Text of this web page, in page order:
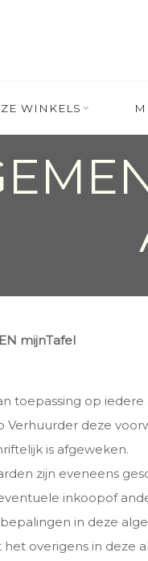
WINKELS
mijnTafel
toepassing op
Verhuurder deze
is afgeweken.
zijn eveneens
inkoopof
in deze
overigens in deze